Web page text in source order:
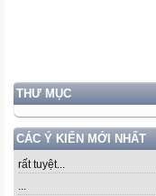
THƯ MỤC
CÁC Ý KIẾN MỚI NHẤT
rất tuyệt...
...